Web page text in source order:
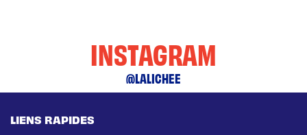
INSTAGRAM
@LALICHEE
LIENS RAPIDES